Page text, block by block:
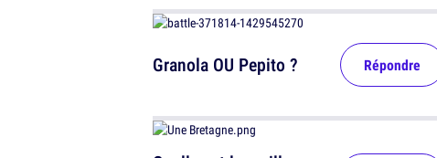
Granola OU Pepito ? Répondre